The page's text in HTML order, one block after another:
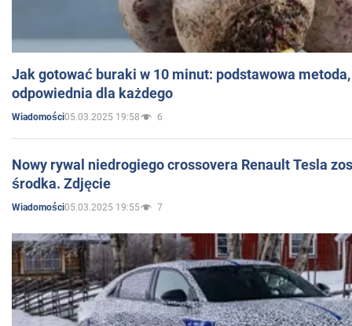
Jak gotować buraki w 10 minut: podstawowa
odpowiednia dla każdego
Wiadomości05.03.2025 19:58 6
Nowy rywal niedrogiego crossovera Renault Tesla
środka. Zdjęcie
Wiadomości05.03.2025 19:55 7